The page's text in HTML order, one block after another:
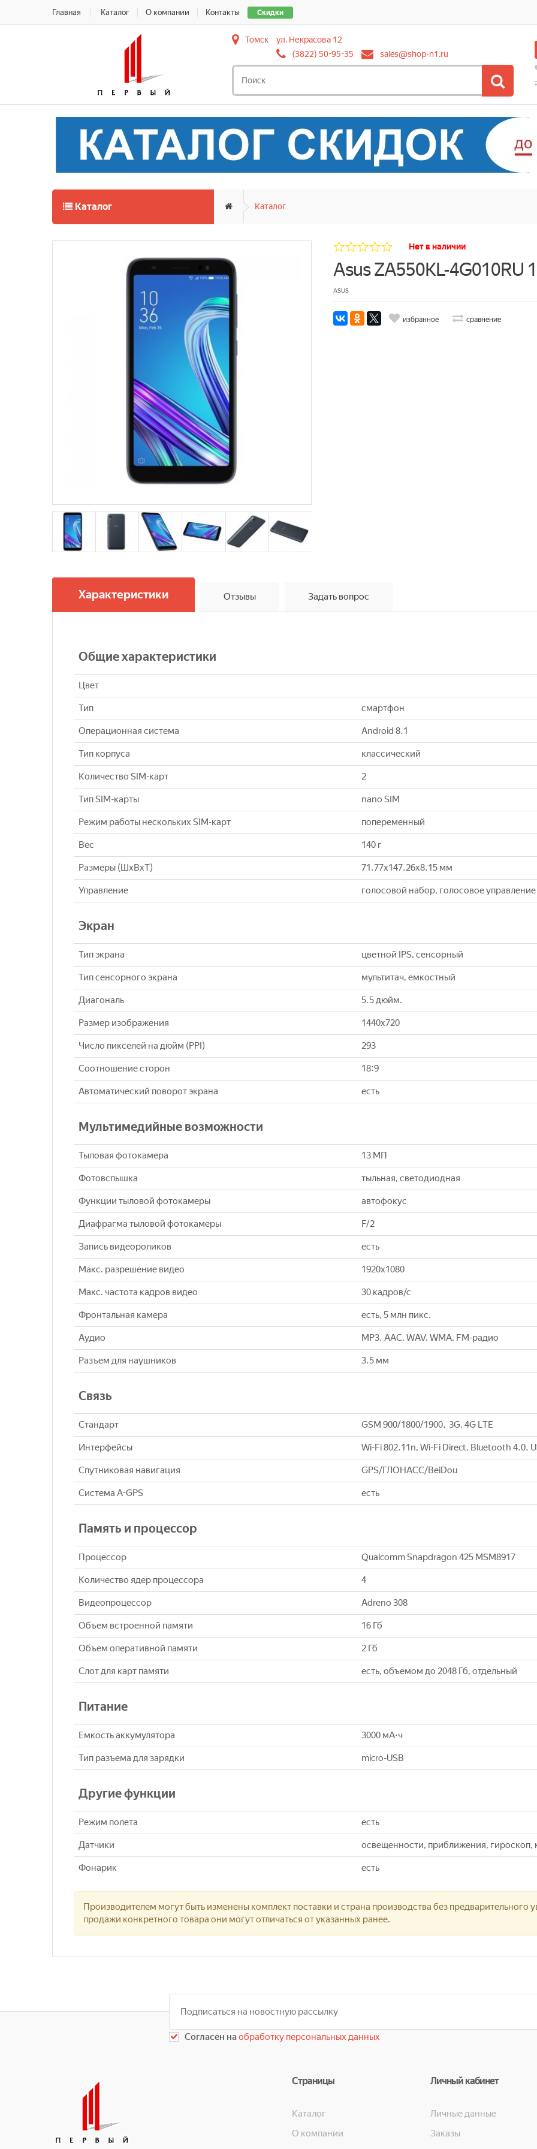
Скидки
Главная Каталог О компании Контакты
Томск
ул. Некрасова 12
(3822) 50-95-35
sales@shop-n1.ru
Каталог Каталог
Нет в наличии
Asus ZA550KL-4G010RU
ASUS
избранное сравнение
Характеристики Отзывы Задать вопрос
Общие характеристики
Цвет
Тип смартфон
Операционная система Android 8.1
Тип корпуса классический
Количество SIM-карт 2
Тип SIM-карты nano SIM
Режим работы нескольких SIM-карт попеременный
Вес 140 г
Размеры (ШxВxТ) 71.77x147.26x8.15 мм
Управление голосовой набор, голосовое управление
Экран
Тип экрана цветной IPS, сенсорный
Тип сенсорного экрана мультитач, емкостный
Диагональ 5.5 дюйм.
Размер изображения 1440x720
Число пикселей на дюйм (PPI) 293
Соотношение сторон 18:9
Автоматический поворот экрана есть
Мультимедийные возможности
Тыловая фотокамера 13 МП
Фотовспышка тыльная, светодиодная
Функции тыловой фотокамеры автофокус
Диафрагма тыловой фотокамеры F/2
Запись видеороликов есть
Макс. разрешение видео 1920x1080
Макс. частота кадров видео 30 кадров/с
Фронтальная камера есть, 5 млн пикс.
Аудио MP3, AAC, WAV, WMA, FM-радио
Разъем для наушников 3.5 мм
Связь
Стандарт GSM 900/1800/1900, 3G, 4G LTE
Интерфейсы Wi-Fi 802.11n, Wi-Fi Direct, Bluetooth 4.0,
Спутниковая навигация GPS/ГЛОНАСС/BeiDou
Cистема A-GPS есть
Память и процессор
Процессор Qualcomm Snapdragon 425 MSM8917
Количество ядер процессора 4
Видеопроцессор Adreno 308
Объем встроенной памяти 16 Гб
Объем оперативной памяти 2 Гб
Слот для карт памяти есть, объемом до 2048 Гб, отдельный
Питание
Емкость аккумулятора 3000 мА⋅ч
Тип разъема для зарядки micro-USB
Другие функции
Режим полета есть
Датчики освещенности, приближения, гироскоп,
Фонарик есть
Производителем могут быть изменены комплект поставки и страна производства без предварительного
продажи конкретного товара они могут отличаться от указанных ранее.
Согласен наобработку персональных данных
Страницы
Каталог
О компании
Личный кабинет
Личные данные
Заказы